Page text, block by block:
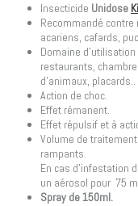
Insecticide Unidose
Recommandé
acariens, cafards,
Domaine
restaurants,
d'animaux, placards..
Action de choc.
Effet rémanent.
Effet répulsif et à
Volume de
rampants.
En cas d'infestation
un aérosol pour 75
Spray de 150ml.